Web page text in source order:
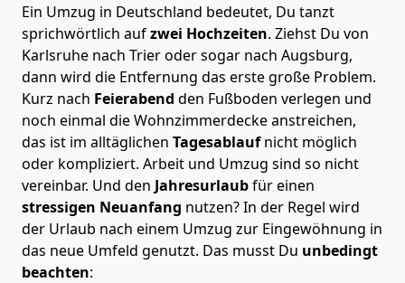
Ein Umzug in Deutschland bedeutet, Du tanzt
sprichwörtlich aufzwei Hochzeiten. Ziehst Du von
Karlsruhe nach Trier oder sogar nach Augsburg,
dann wird die Entfernung das erste große Problem.
Kurz nach Feierabend den Fußboden verlegen und
noch einmal die Wohnzimmerdecke anstreichen,
das ist im alltäglichen Tagesablaufnicht möglich
oder kompliziert. Arbeit und Umzug sind so nicht
vereinbar. Und den Jahresurlaubfür einen
stressigen Neuanfang nutzen? In der Regel wird
der Urlaub nach einem Umzug zur Eingewöhnung in
das neue Umfeld genutzt. Das musst Du unbedingt
beachten: